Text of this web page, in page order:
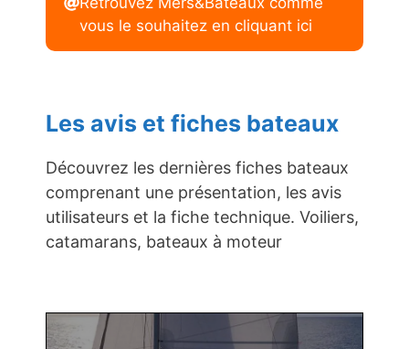
vous le souhaitez en cliquant ici
Les avis et fiches bateaux
Découvrez les dernières fiches bateaux
comprenant une présentation, les avis
utilisateurs et la fiche technique. Voiliers,
catamarans, bateaux à moteur